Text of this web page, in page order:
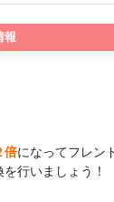
報
倍になってフレン
行いましょう！